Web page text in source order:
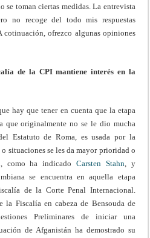
se toman ciertas medidas. La entrevista
no recoge del todo mis respuestas
ofrezco algunas opiniones
de la CPI mantiene interés en la
hay que tener en cuenta que la etapa
que originalmente no se le dio mucha
Estatuto de Roma, es usada por la
situaciones se les da mayor prioridad o
como ha indicadoCarsten Stahn, y
se encuentra en aquella etapa
de la Corte Penal Internacional.
la Fiscalía en cabeza de Bensouda de
Preliminares de iniciar una
de Afganistán ha demostrado su